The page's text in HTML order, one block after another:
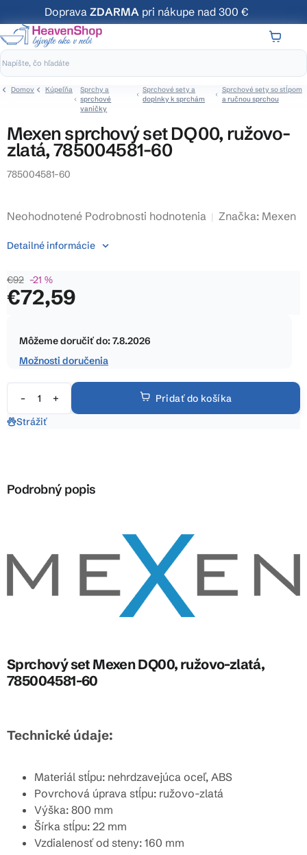
na
obsah
Doprava ZDARMA pri nákupe nad 300 €
Domov Kúpeľňa
Sprchy a
sprchové
vaničky
Sprchové sety a
doplnky k sprchám
Sprchové sety so stĺpom
a ručnou sprchou
Mexen sprchový set DQ00, ružovo-
zlatá, 785004581-60
785004581-60
Priemerné
produktu
0,0
z
Neohodnotené Podrobnosti hodnotenia Značka: Mexen
€92 –21 %
€72,59
cena:
Môžeme doručiť do:7.8.2026
Možnosti doručenia
Pridať do košíka
Detailné informácie
Strážiť
Podrobný popis
Sprchový set Mexen DQ00, ružovo-zlatá,
785004581-60
Technické údaje:
Materiál stĺpu: nehrdzavejúca oceľ, ABS
Povrchová úprava stĺpu: ružovo-zlatá
Výška: 800 mm
Šírka stĺpu: 22 mm
Vzdialenosť od steny: 160 mm